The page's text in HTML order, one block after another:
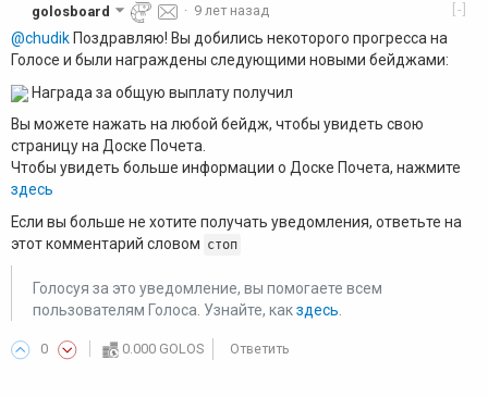
[-]
golosboard · 9 лет назад
@chudik Поздравляю! Вы добились некоторого прогресса на
Голосе и были награждены следующими новыми бейджами:
Награда за общую выплату получил
Вы можете нажать на любой бейдж, чтобы увидеть свою
страницу на Доске Почета.
Чтобы увидеть больше информации о Доске Почета, нажмите
здесь
Если вы больше не хотите получать уведомления, ответьте на
этот комментарий словом стоп
Голосуя за это уведомление, вы помогаете всем
пользователям Голоса. Узнайте, какздесь
0 0.000 GOLOS Ответить